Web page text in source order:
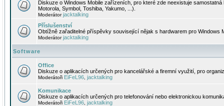
Diskuze o Windows Mobile zařízeních, pro které zde neexistuje
Motorola, Symbol, Toshiba, Yakumo, ...).
Moderátorjacktalking
Příslušenství
Obtížně zařaditelné příspěvky související nějak s hardwarem pro Windows
Moderátorjacktalking
Software
Office
Diskuze o aplikacích určených pro kancelářské a firemní využití, pro
Moderátoři EiFeL96 jacktalking
Komunikace
Diskuze o aplikacích určených pro telefonování nebo elektronickou
Moderátoři EiFeL96 jacktalking